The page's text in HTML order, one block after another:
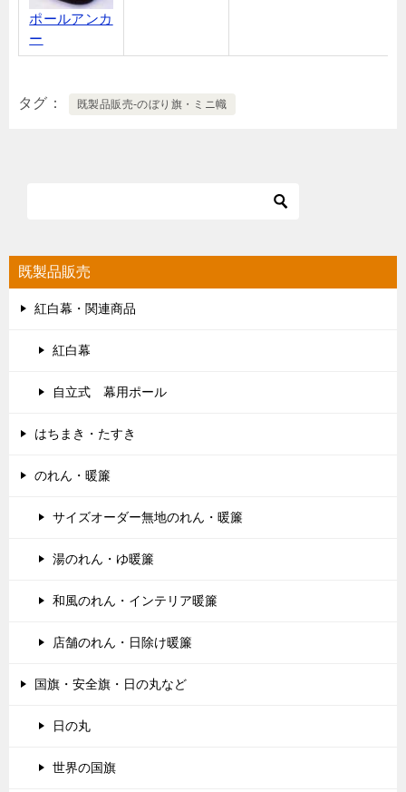
ポールアンカ
ー
タグ 既製品販売-のぼり旗・ミニ幟
既製品販売
紅白幕・関連商品
紅白幕
自立式 幕用ポール
はちまき・たすき
のれん・暖簾
サイズオーダー無地のれん・暖簾
湯のれん・ゆ暖簾
和風のれん・インテリア暖簾
店舗のれん・日除け暖簾
国旗・安全旗・日の丸など
日の丸
世界の国旗